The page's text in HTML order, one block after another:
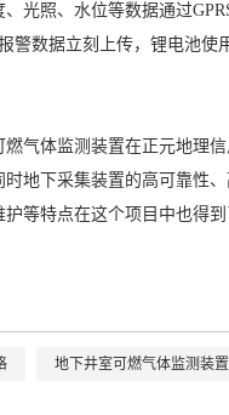
光照、水位等数据通过
警数据立刻上传，锂电池
气体监测装置在正元地理
地下采集装置的高可靠性
等特点在这个项目中也得到
地下井室可燃气体监测装